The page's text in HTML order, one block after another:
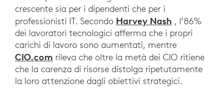
crescente sia per i dipendenti che per i
professionisti IT. Secondo Harvey Nash , l’86%
dei lavoratori tecnologici afferma che i propri
carichi di lavoro sono aumentati, mentre
CIO.com rileva che oltre la metà dei CIO ritiene
che la carenza di risorse distolga ripetutamente
la loro attenzione dagli obiettivi strategici.